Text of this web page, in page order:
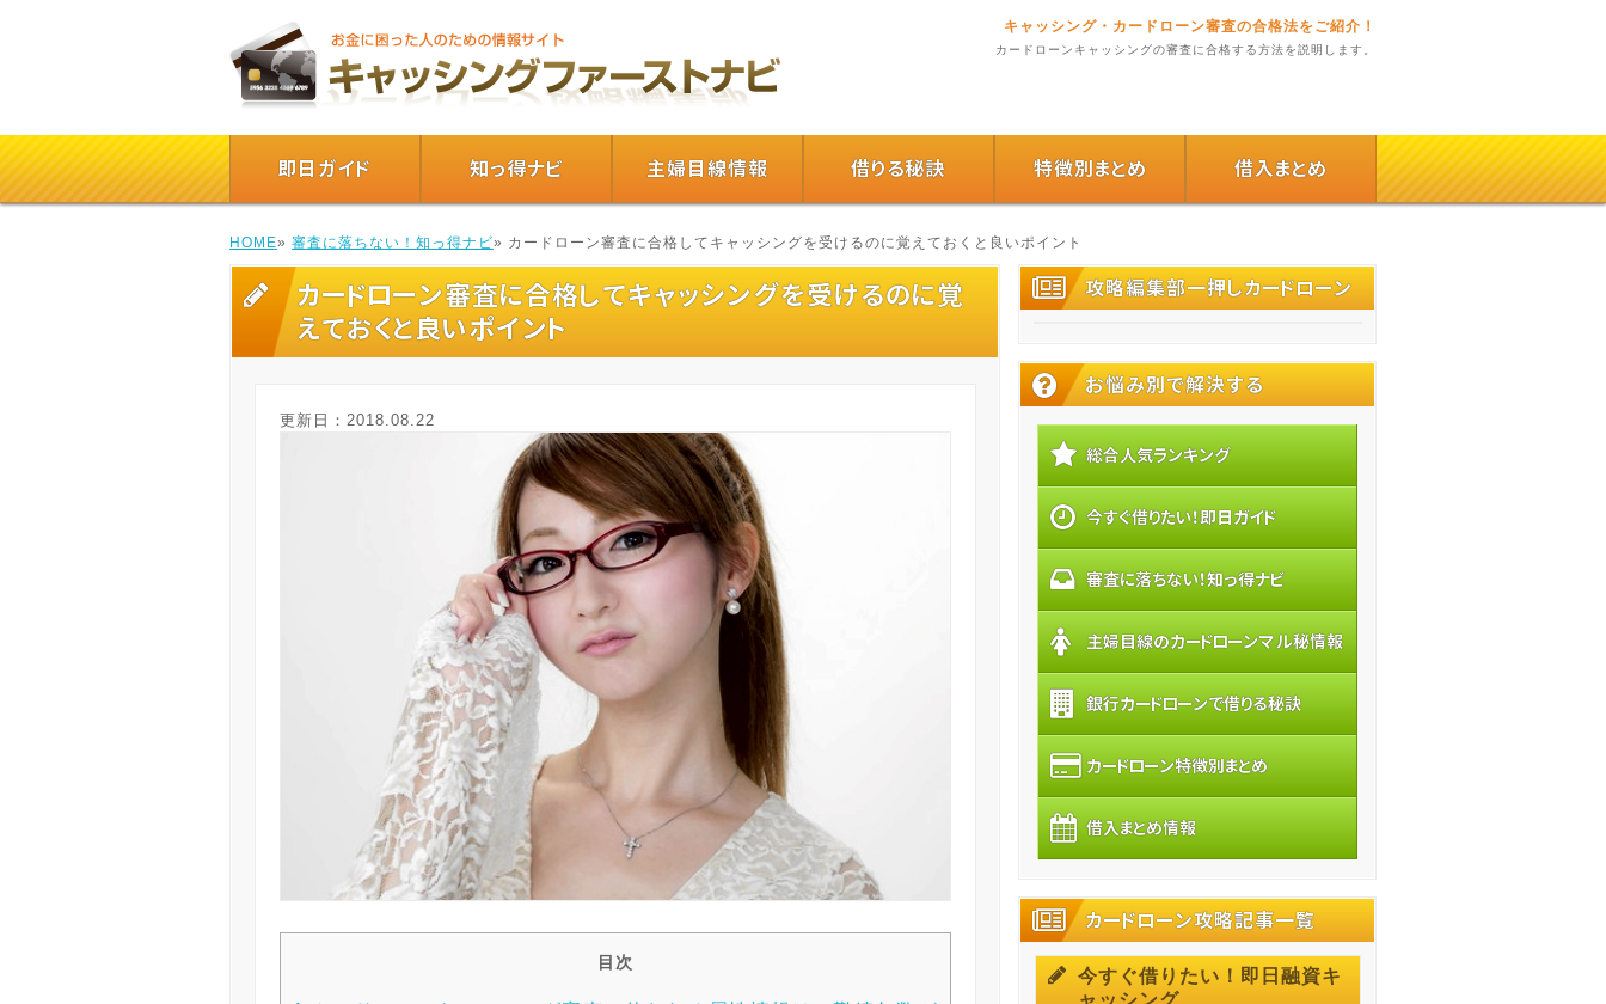
キャッシング・カードローン審査の合格法をご紹介！
カードローンキャッシングの審査に合格する方法を説明します。
即日ガイド 知っ得ナビ 主婦目線情報 借りる秘訣 特徴別まとめ 借入まとめ
HOME» 審査に落ちない！知っ得ナビ» カードローン審査に合格してキャッシングを受けるのに覚えておくと良いポイント
カードローン審査に合格してキャッシングを受けるのに覚
えておくと良いポイント
更新日： 2018.08.22
目次
攻略編集部一押しカードローン
お悩み別で解決する
総合人気ランキング
今すぐ借りたい！即日ガイド
審査に落ちない！知っ得ナビ
主婦目線のカードローンマル秘情報
銀行カードローンで借りる秘訣
カードローン特徴別まとめ
借入まとめ情報
カードローン攻略記事一覧
今すぐ借りたい！即日融資キ
ャッシング